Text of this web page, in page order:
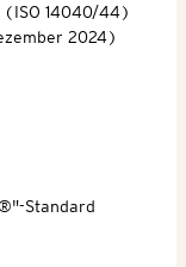
(ISO 14040/44)
2024)
Standard